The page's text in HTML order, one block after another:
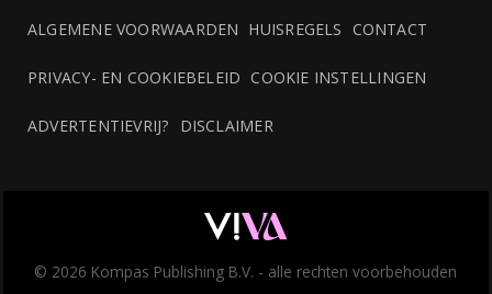
ALGEMENE VOORWAARDEN HUISREGELS CONTACT
PRIVACY- EN COOKIEBELEID COOKIE INSTELLINGEN
ADVERTENTIEVRIJ? DISCLAIMER
© 2026 Kompas Publishing B.V. - alle rechten voorbehouden